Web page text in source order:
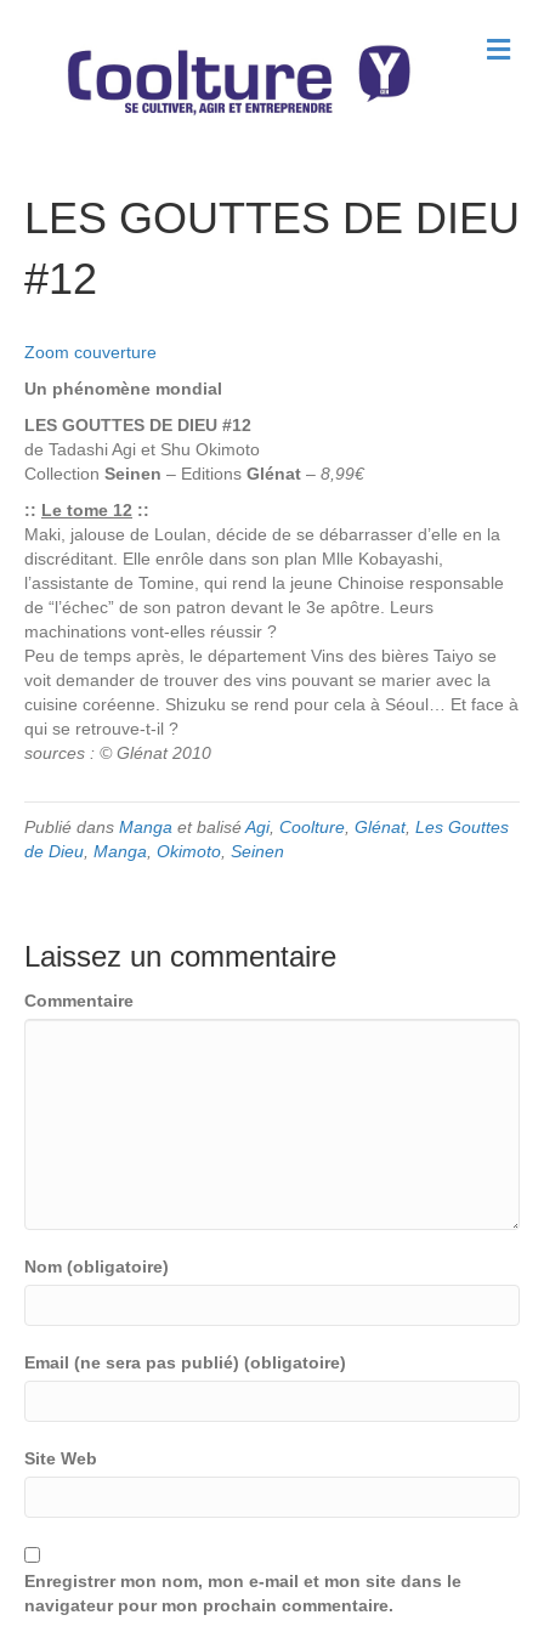
M
e
LES GOUTTES DE DIEU
#12
Zoom couverture
Un phénomène mondial
LES GOUTTES DE DIEU #12
de Tadashi Agi et Shu Okimoto
Collection Seinen – Editions Glénat – 8,99€
:: Le tome 12 ::
Maki, jalouse de Loulan, décide de se débarrasser d’elle en la
discréditant. Elle enrôle dans son plan Mlle Kobayashi,
l’assistante de Tomine, qui rend la jeune Chinoise responsable
de “l’échec” de son patron devant le 3e apôtre. Leurs
machinations vont-elles réussir ?
Peu de temps après, le département Vins des bières Taiyo se
voit demander de trouver des vins pouvant se marier avec la
cuisine coréenne. Shizuku se rend pour cela à Séoul… Et face à
qui se retrouve-t-il ?
sources : © Glénat 2010
Publié dans Manga et baliséAgi, Coolture Glénat, Les Gouttes
de Dieu Manga Okimoto Seinen
Laissez un commentaire
Commentaire
Nom (obligatoire)
Email (ne sera pas publié) (obligatoire)
Site Web
Enregistrer mon nom, mon e-mail et mon site dans le
navigateur pour mon prochain commentaire.